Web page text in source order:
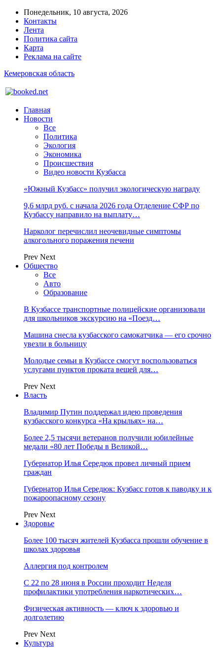
Понедельник, 10 августа, 2026
Контакты
Лента
Политика сайта
Карта
Реклама на сайте
Кемеровская область
Главная
Новости
Все
Политика
Экология
Экономика
Происшествия
Видео новости Кузбасса
«Южный Кузбасс» получил экологическую награду
9,6 млрд руб. с начала 2026 года Отделение СФР по
Кузбассу направило на выплату…
Нарколог перечислил неочевидные симптомы
алкогольного поражения печени
Prev Next
Общество
Все
Авто
Образование
В Кузбассе транспортные полицейские организовали
для школьников экскурсию на «Поезд…
Машина снесла кузбасского самокатчика — его срочно
увезли в больницу
Молодые семьи в Кузбассе смогут воспользоваться
услугами пунктов проката вещей для…
Prev Next
Власть
Владимир Путин поддержал идею проведения
кузбасского конкурса «На крыльях» на…
Более 2,5 тысячи ветеранов получили юбилейные
медали «80 лет Победы в Великой…
Губернатор Илья Середюк провел личный прием
граждан
Губернатор Илья Середюк: Кузбасс готов к паводку и к
пожароопасному сезону
Prev Next
Здоровье
Более 100 тысяч жителей Кузбасса прошли обучение в
школах здоровья
Аллергия под контролем
С 22 по 28 июня в России проходит Неделя
профилактики употребления наркотических…
Физическая активность — ключ к здоровью и
долголетию
Prev Next
Культура